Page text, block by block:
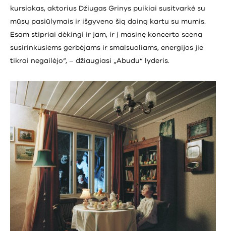
kursiokas, aktorius Džiugas Grinys puikiai susitvarkė su
mūsų pasiūlymais ir išgyveno šią dainą kartu su mumis.
Esam stipriai dėkingi ir jam, ir į masinę koncerto sceną
susirinkusiems gerbėjams ir smalsuoliams, energijos jie
tikrai negailėjo“, – džiaugiasi „Abudu“ lyderis.